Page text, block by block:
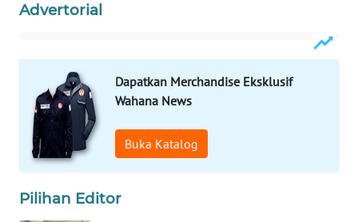
Advertorial
Dapatkan Merchandise Eksklusif
Wahana News
Buka Katalog
Pilihan Editor
TAMBANG
NEWS
SITUNGIR
NEWS
SIDIKALANG
NEWS